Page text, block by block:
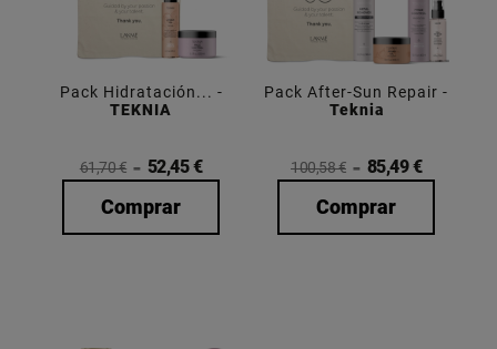
Pack Hidratación... -
TEKNIA
61,70 € 52,45 €
Comprar
Pack After-Sun Repair -
Teknia
100,58 € 85,49 €
Comprar